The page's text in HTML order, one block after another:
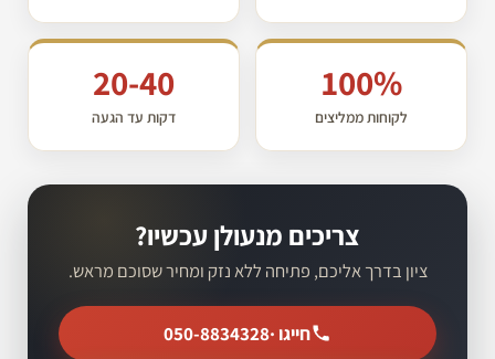
100%
לקוחות ממליצים
20-40
דקות עד הגעה
צריכים מנעולן עכשיו?
ציון בדרך אליכם, פתיחה ללא נזק ומחיר שסוכם מראש.
חייגו ·050-8834328